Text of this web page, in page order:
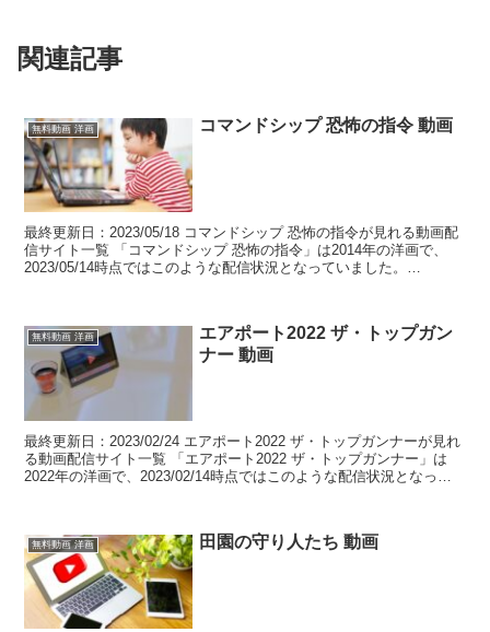
関連記事
無料動画 洋画 コマンドシップ 恐怖の指令 動画
最終更新日：2023/05/18 コマンドシップ 恐怖の指令が見れる動画配
信サイト一覧 「コマンドシップ 恐怖の指令」は2014年の洋画で、
2023/05/14時点ではこのような配信状況となっていました。
無料動画 洋画
エアポート2022 ザ・トップガン
ナー 動画
最終更新日：2023/02/24 エアポート2022 ザ・トップガンナーが見れ
る動画配信サイト一覧 「エアポート2022 ザ・トップガンナー」は
2022年の洋画で、2023/02/14時点ではこのような配信状況となって
無料動画 洋画 田園の守り人たち 動画